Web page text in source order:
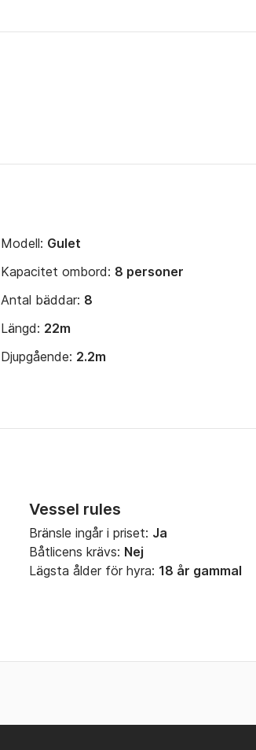
Modell: Gulet
Kapacitet ombord: 8 personer
Antal bäddar: 8
Längd: 22m
Djupgående: 2.2m
Vessel rules
Bränsle ingår i priset: Ja
Båtlicens krävs: Nej
Lägsta ålder för hyra: 18 år gammal